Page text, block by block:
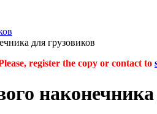
для грузовиков
register the copy or contact to